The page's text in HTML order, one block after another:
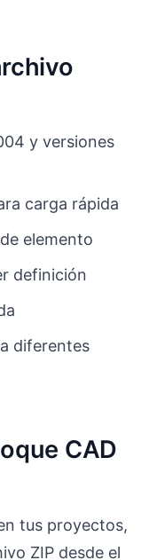
y versiones
carga rápida
elemento
definición
diferentes
CAD
tus proyectos,
ZIP desde el